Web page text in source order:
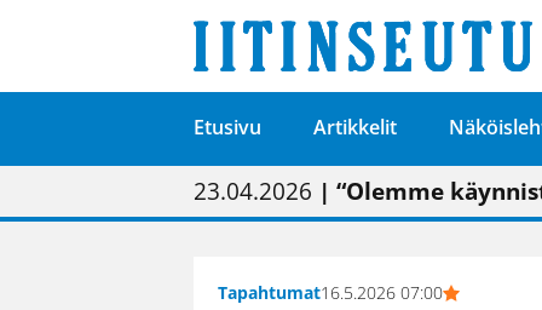
Etusivu Artikkelit
01.02.2026 | Painon
05.02.2026 | Uudistettu
23.04.2026 | “Olemme
09.05.2026| "Maalla on
Tapahtumat16.5.2026 07:00